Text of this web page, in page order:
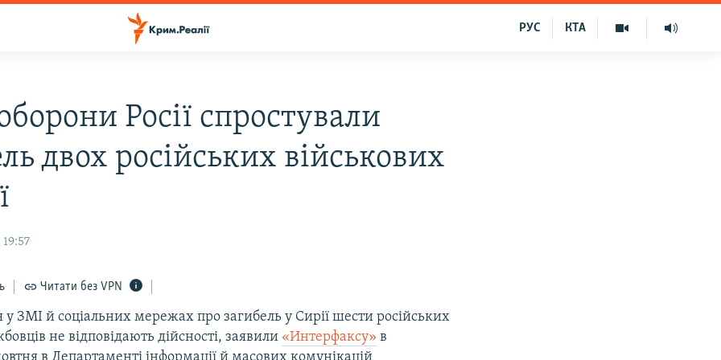
КТА
РУС
Росії спростували
двох російських військових
Читати без VPN
ЗМІ й соціальних мережах про загибель у Сирії шести російських
не відповідають дійсності, заявили «Интерфаксу» в